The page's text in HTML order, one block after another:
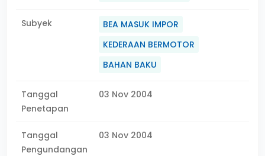
Subyek
BEA MASUK IMPOR
KEDERAAN BERMOTOR
BAHAN BAKU
Tanggal
Penetapan
03 Nov 2004
Tanggal
Pengundangan
03 Nov 2004